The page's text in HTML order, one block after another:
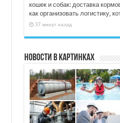
кошек и собак: доставка
как организовать логистику,
37 минут назад
Новости в картинках